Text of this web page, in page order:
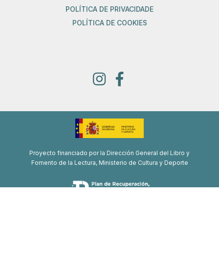
POLÍTICA DE PRIVACIDADE
POLÍTICA DE COOKIES
Proyecto financiado por la Dirección General del Libro y
Fomento de la Lectura, Ministerio de Cultura y Deporte